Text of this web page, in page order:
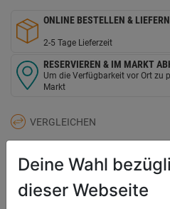
ONLINE BESTELLEN &
2-5 Tage Lieferzeit
RESERVIEREN & IM MARKT
Um die Verfügbarkeit vor Ort zu
Markt
VERGLEICHEN
Deine Wahl
dieser Webseite